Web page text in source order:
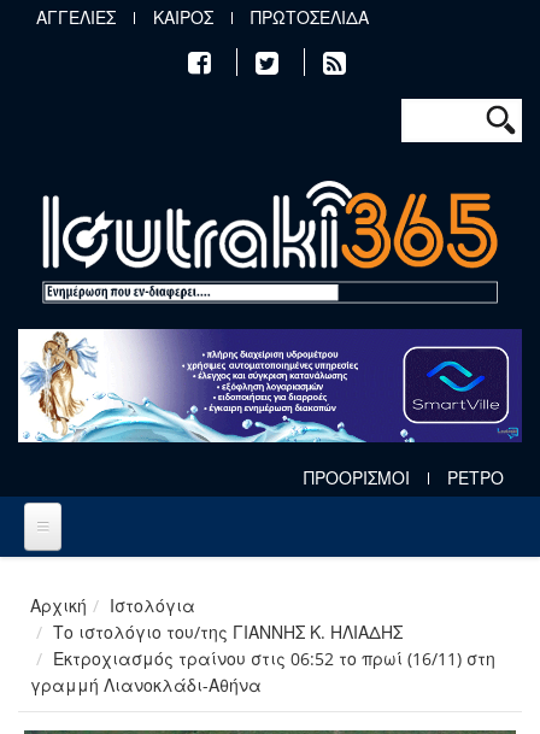
Παράκαμψη προς το κυρίως περιεχόμενο
ΑΓΓΕΛΙΕΣ ΚΑΙΡΟΣ ΠΡΩΤΟΣΕΛΙΔΑ
Φόρμα
Αναζήτηση
ΠΡΟΟΡΙΣΜΟΙ ΡΕΤΡΟ
Αρχική
Ιστολόγια
Το ιστολόγιο του/της ΓΙΑΝΝΗΣ Κ. ΗΛΙΑΔΗΣ
Εκτροχιασμός τραίνου στις 06:52 το πρωί (16/11) στη
γραμμή Λιανοκλάδι-Αθήνα